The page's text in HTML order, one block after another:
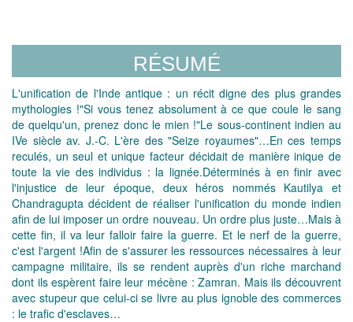
RÉSUMÉ
L'unification de l'Inde antique : un récit digne des plus grandes
mythologies !"Si vous tenez absolument à ce que coule le sang
de quelqu'un, prenez donc le mien !"Le sous-continent indien au
IVe siècle av. J.-C. L'ère des "Seize royaumes"…En ces temps
reculés, un seul et unique facteur décidait de manière inique de
toute la vie des individus : la lignée.Déterminés à en finir avec
l'injustice de leur époque, deux héros nommés Kautilya et
Chandragupta décident de réaliser l'unification du monde indien
afin de lui imposer un ordre nouveau. Un ordre plus juste…Mais à
cette fin, il va leur falloir faire la guerre. Et le nerf de la guerre,
c'est l'argent !Afin de s'assurer les ressources nécessaires à leur
campagne militaire, ils se rendent auprès d'un riche marchand
dont ils espèrent faire leur mécène : Zamran. Mais ils découvrent
avec stupeur que celui-ci se livre au plus ignoble des commerces
: le trafic d'esclaves…